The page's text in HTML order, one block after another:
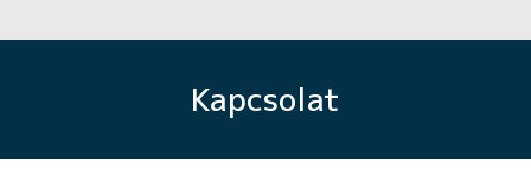
Kapcsolat